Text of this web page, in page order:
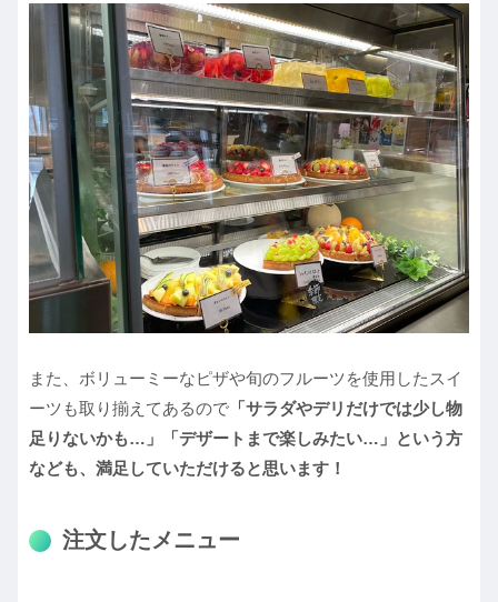
また、ボリューミーなピザや旬のフルーツを使用したスイ
ーツも取り揃えてあるので 「サラダやデリだけでは少し物
足りないかも…」「デザートまで楽しみたい…」という方
なども、満足していただけると思います！
注文したメニュー